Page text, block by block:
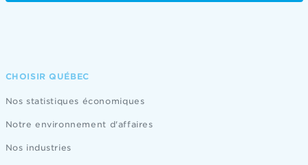
CHOISIR QUÉBEC
Nos statistiques économiques
Notre environnement d'affaires
Nos industries